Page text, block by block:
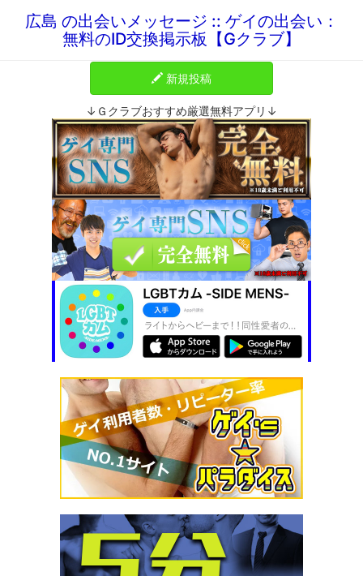
広島 の出会いメッセージ :: ゲイの出会い：
無料のID交換掲示板【Gクラブ】
新規投稿
↓Ｇクラブおすすめ厳選無料アプリ↓